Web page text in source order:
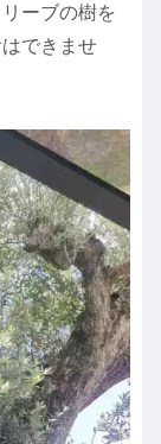
ーブの樹を
できませ